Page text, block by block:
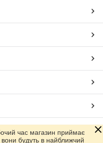
Prom.uaчас магазин приймає
будуть в найближчий